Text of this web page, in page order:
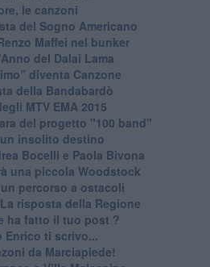
le canzoni
del Sogno Americano
Maffei nel bunker
del Dalai Lama
diventa Canzone
della Bandabardò
MTV EMA 2015
del progetto "100 band"
insolito destino
Bocelli e Paola Bivona
una piccola Woodstock
percorso a ostacoli
risposta della Regione
ha fatto il tuo post ?
Enrico ti scrivo...
da Marciapiede!